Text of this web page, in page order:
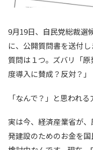
9月19日、自民党総裁選
に、公開質問書を送付し
質問は１つ。ズバリ「
度導入に賛成？反対？」
「なんで？」と思われ
実は今、経済産業省が
発建設のためのお金を